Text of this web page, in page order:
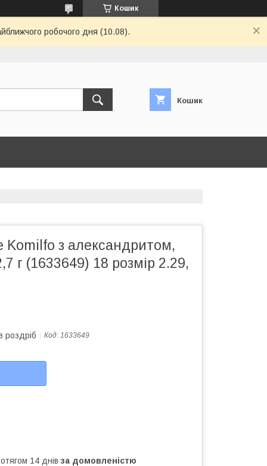
Кошик
робочого дня (10.08).
Кошик
Komilfo з александритом,
г (1633649) 18 розмір 2.29,
роздріб Код: 1633649
14 днів за домовленістю